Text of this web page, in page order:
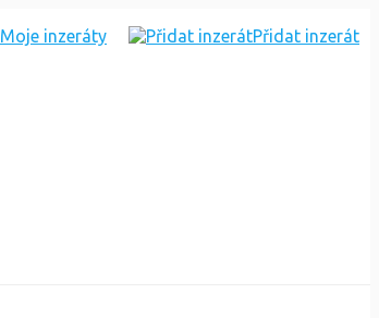
Moje inzeráty Přidat inzerát